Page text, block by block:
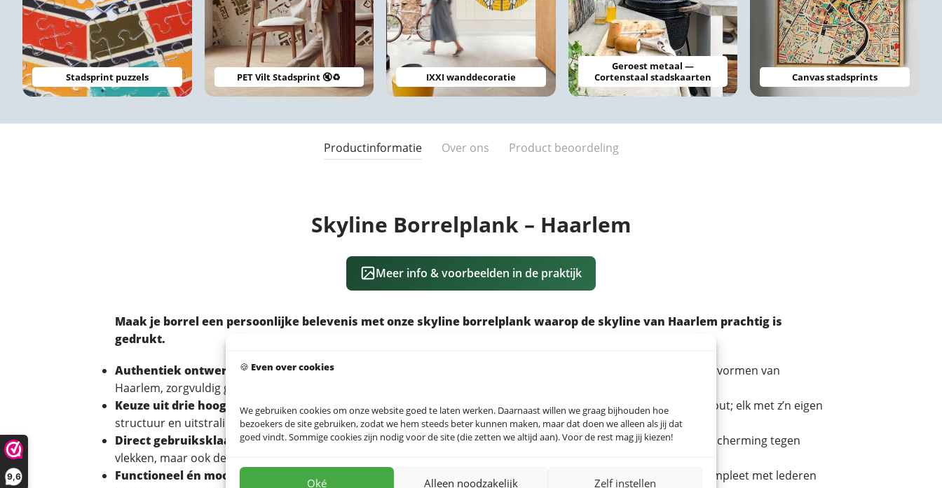
9,6
🍪 Even over cookies
We gebruiken cookies om onze website goed te laten werken. Daarnaast willen we graag bijhouden hoe
bezoekers de site gebruiken, zodat we hem steeds beter kunnen maken, maar dat doen we alleen als jij dat
goed vindt. Sommige cookies zijn nodig voor de site (die zetten we altijd aan). Voor de rest mag jij kiezen!
Oké Alleen noodzakelijk Zelf instellen
Stadsprint puzzels PET Vilt Stadsprint 🔇♻️ IXXI wanddecoratie
Geroest metaal —
Cortenstaal stadskaarten
Canvas stadsprints
Productinformatie Over ons Product beoordeling
Skyline Borrelplank – Haarlem
Meer info & voorbeelden in de praktijk
Maak je borrel een persoonlijke belevenis met onze skyline borrelplank waarop de skyline van Haarlem prachtig is
gedrukt.
Authentiek ontwerp
– in samenwerking met Houtmeid presenteren we de bekendste gebouwen en herkenbare vormen van
Haarlem, zorgvuldig gedrukt op je serveerplank.
Keuze uit drie hoogwaardige houtsoorten– kies voor robuust eiken, charmant esdoorn of karaktervol iepenhout; elk met z’n eigen
structuur en uitstraling.
Direct gebruiksklaar
– de plank is tweemaal behandeld met minerale olie (of wax), wat niet alleen zorgt voor bescherming tegen
vlekken, maar ook de natuurlijke houtnerven accentueert.
Functioneel én mooi
– handig te gebruiken tijdens borrels, maar ook een sfeervolle eyecatcher in de keuken. Compleet met lederen